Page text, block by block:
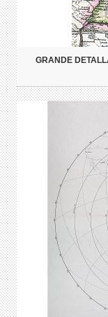
GRANDE